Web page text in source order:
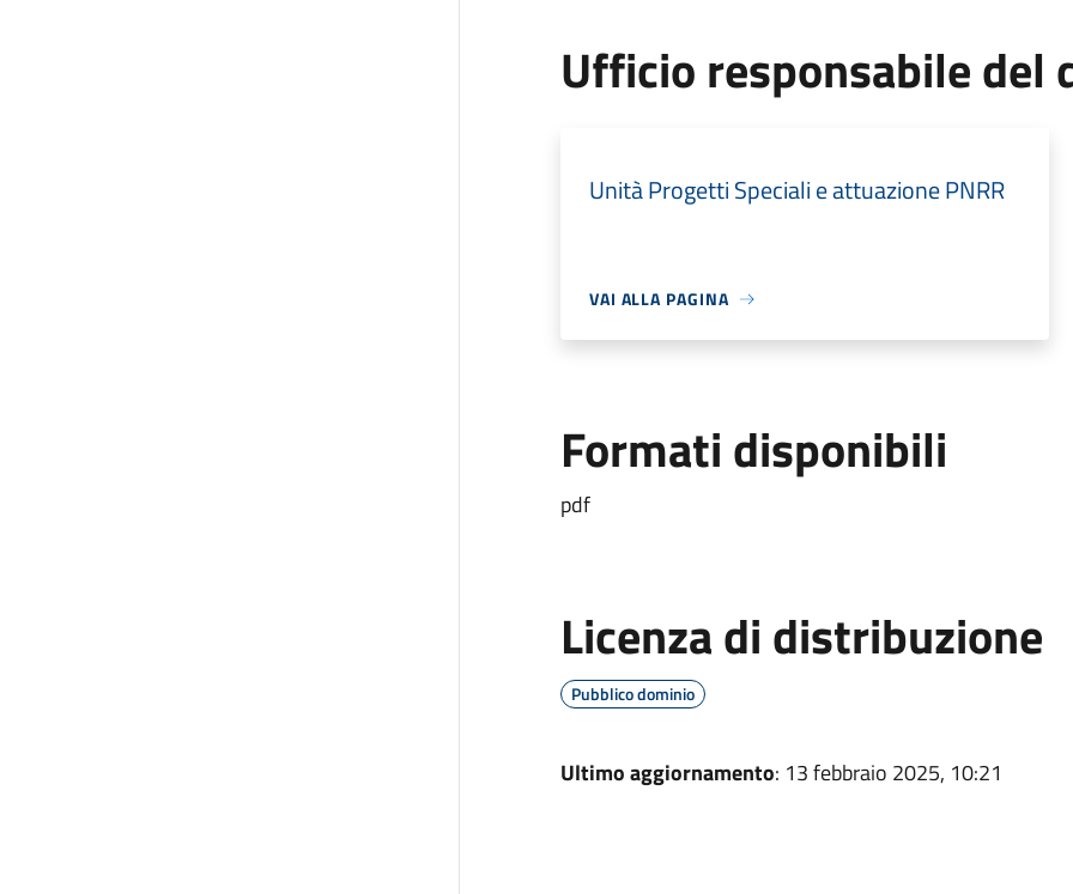
Ufficio responsabile del
Unità Progetti Speciali e attuazione PNRR
VAI ALLA PAGINA
Formati disponibili
pdf
Licenza di distribuzione
Pubblico dominio
Ultimo aggiornamento: 13 febbraio 2025, 10:21